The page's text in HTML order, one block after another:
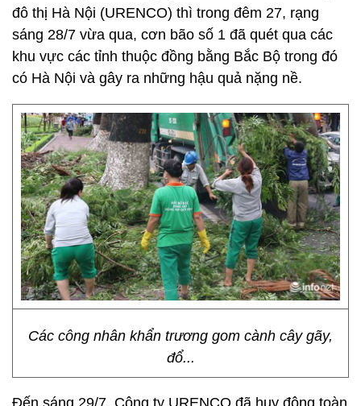
đô thị Hà Nội (URENCO) thì trong đêm 27, rạng
sáng 28/7 vừa qua, cơn bão số 1 đã quét qua các
khu vực các tỉnh thuộc đồng bằng Bắc Bộ trong đó
có Hà Nội và gây ra những hậu quả nặng nề.
Các công nhân khẩn trương gom cành cây gãy,
đổ...
Đến sáng 29/7, Công ty URENCO đã huy động toàn